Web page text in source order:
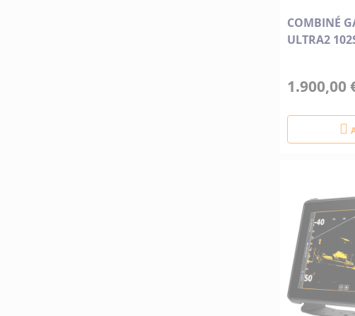
COMBINÉ
ULTRA2
1.900,00